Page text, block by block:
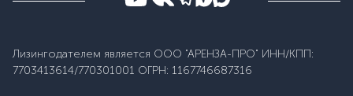
Лизингодателем является ООО "АРЕНЗА-ПРО" ИНН/КПП:
7703413614/770301001 ОГРН: 1167746687316